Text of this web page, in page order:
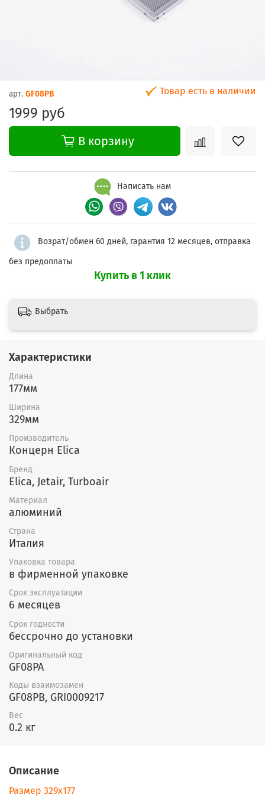
арт. GF08PB Товар есть в наличии
1999 руб
В корзину
Написать нам
Возрат/обмен 60 дней, гарантия 12 месяцев, отправка
без предоплаты
Купить в 1 клик
Выбрать
Характеристики
Длина
177мм
Ширина
329мм
Производитель
Концерн Elica
Бренд
Elica, Jetair, Turboair
Материал
алюминий
Страна
Италия
Упаковка товара
в фирменной упаковке
Срок эксплуатации
6 месяцев
Срок годности
бессрочно до установки
Оригинальный код
GF08PA
Коды взаимозамен
GF08PB, GRI0009217
Вес
0.2 кг
Описание
Размер 329х177